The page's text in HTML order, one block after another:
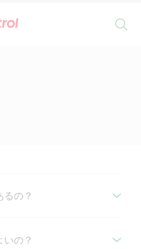
るの？
いの？